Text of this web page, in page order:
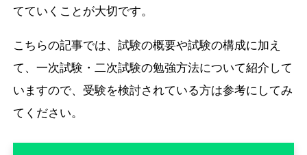
てていくことが大切です。
こちらの記事では、試験の概要や試験の構成に加え
て、一次試験・二次試験の勉強方法について紹介して
いますので、受験を検討されている方は参考にしてみ
てください。